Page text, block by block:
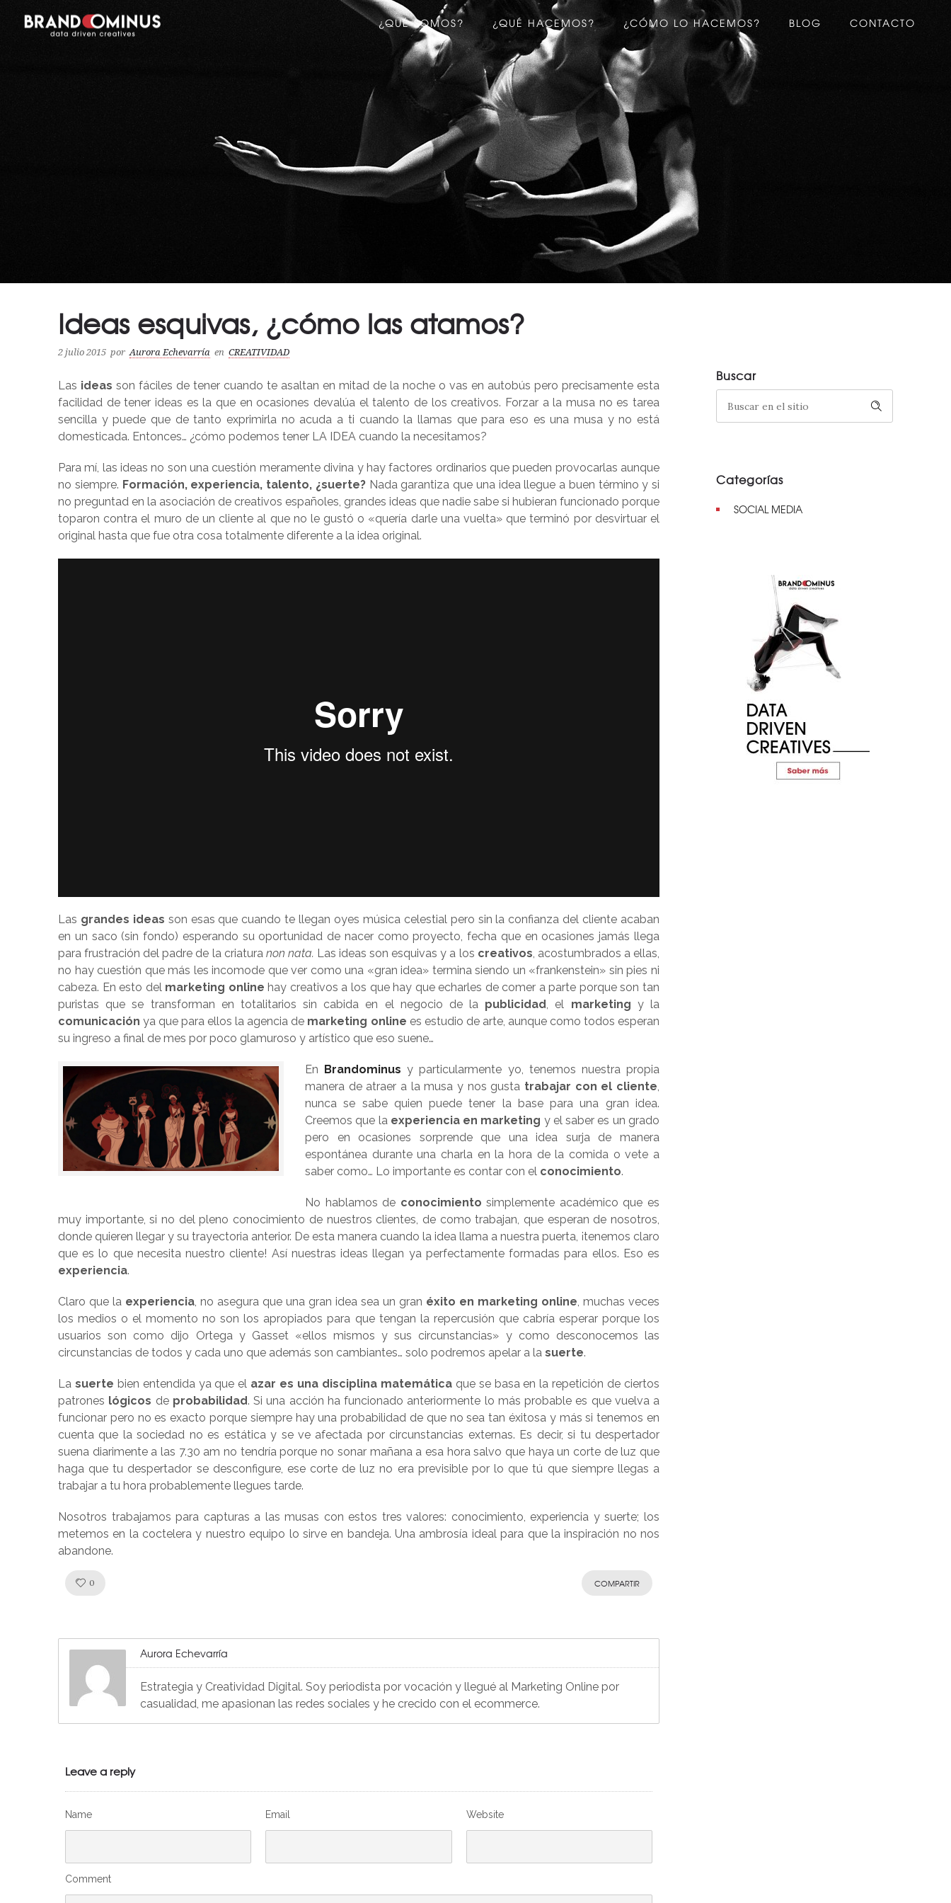
¿QUÉ SOMOS? ¿QUÉ HACEMOS? ¿CÓMO LO HACEMOS? BLOG CONTACTO
Ideas esquivas, ¿cómo las atamos?
2 julio 2015 por Aurora Echevarría en CREATIVIDAD
Las ideas son fáciles de tener cuando te asaltan en mitad de la noche o vas en autobús pero precisamente esta
facilidad de tener ideas es la que en ocasiones devalúa el talento de los creativos. Forzar a la musa no es tarea
sencilla y puede que de tanto exprimirla no acuda a ti cuando la llamas que para eso es una musa y no está
domesticada. Entonces… ¿cómo podemos tener LA IDEA cuando la necesitamos?
Para mí, las ideas no son una cuestión meramente divina y hay factores ordinarios que pueden provocarlas aunque
no siempre. Formación, experiencia, talento, ¿suerte?Nada garantiza que una idea llegue a buen término y si
no preguntad en la asociación de creativos españoles, grandes ideas que nadie sabe si hubieran funcionado porque
toparon contra el muro de un cliente al que no le gustó o «quería darle una vuelta» que terminó por desvirtuar el
original hasta que fue otra cosa totalmente diferente a la idea original.
Las grandes ideas son esas que cuando te llegan oyes música celestial pero sin la confianza del cliente acaban
en un saco (sin fondo) esperando su oportunidad de nacer como proyecto, fecha que en ocasiones jamás llega
para frustración del padre de la criatura non nata. Las ideas son esquivas y a los creativos, acostumbrados a ellas,
no hay cuestión que más les incomode que ver como una «gran idea» termina siendo un «frankenstein» sin pies ni
cabeza. En esto delmarketing online hay creativos a los que hay que echarles de comer a parte porque son tan
puristas que se transforman en totalitarios sin cabida en el negocio de la publicidad, el marketing y la
comunicación ya que para ellos la agencia de marketing online es estudio de arte, aunque como todos esperan
su ingreso a final de mes por poco glamuroso y artístico que eso suene…
En Brandominus y particularmente yo, tenemos nuestra propia
manera de atraer a la musa y nos gusta trabajar con el cliente,
nunca se sabe quien puede tener la base para una gran idea.
Creemos que la experiencia en marketing y el saber es un grado
pero en ocasiones sorprende que una idea surja de manera
espontánea durante una charla en la hora de la comida o vete a
saber como… Lo importante es contar con el conocimiento.
No hablamos de conocimiento simplemente académico que es
muy importante, si no del pleno conocimiento de nuestros clientes, de como trabajan, que esperan de nosotros,
donde quieren llegar y su trayectoria anterior. De esta manera cuando la idea llama a nuestra puerta, ¡tenemos claro
que es lo que necesita nuestro cliente! Así nuestras ideas llegan ya perfectamente formadas para ellos. Eso es
experiencia.
Claro que la experiencia, no asegura que una gran idea sea un gran éxito en marketing online, muchas veces
los medios o el momento no son los apropiados para que tengan la repercusión que cabría esperar porque los
usuarios son como dijo Ortega y Gasset «ellos mismos y sus circunstancias» y como desconocemos las
circunstancias de todos y cada uno que además son cambiantes… solo podremos apelar a la suerte.
La suerte bien entendida ya que el azar es una disciplina matemáticaque se basa en la repetición de ciertos
patrones lógicos de probabilidad. Si una acción ha funcionado anteriormente lo más probable es que vuelva a
funcionar pero no es exacto porque siempre hay una probabilidad de que no sea tan éxitosa y más si tenemos en
cuenta que la sociedad no es estática y se ve afectada por circunstancias externas. Es decir, si tu despertador
suena diarimente a las 7.30 am no tendría porque no sonar mañana a esa hora salvo que haya un corte de luz que
haga que tu despertador se desconfigure, ese corte de luz no era previsible por lo que tú que siempre llegas a
trabajar a tu hora probablemente llegues tarde.
Nosotros trabajamos para capturas a las musas con estos tres valores: conocimiento, experiencia y suerte; los
metemos en la coctelera y nuestro equipo lo sirve en bandeja. Una ambrosía ideal para que la inspiración no nos
abandone.
0 COMPARTIR
Aurora Echevarría
Estrategia y Creatividad Digital. Soy periodista por vocación y llegué al Marketing Online por
casualidad, me apasionan las redes sociales y he crecido con el ecommerce.
Leave a reply
Name Email Website
Comment
Buscar
Categorías
SOCIAL MEDIA